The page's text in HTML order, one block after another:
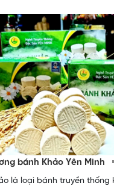
bánh Khảo Yên Minh
là loại bánh truyền thống